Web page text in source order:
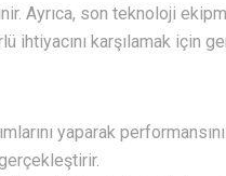
Ayrıca, son teknoloji
ihtiyacını karşılamak için
yaparak performansını